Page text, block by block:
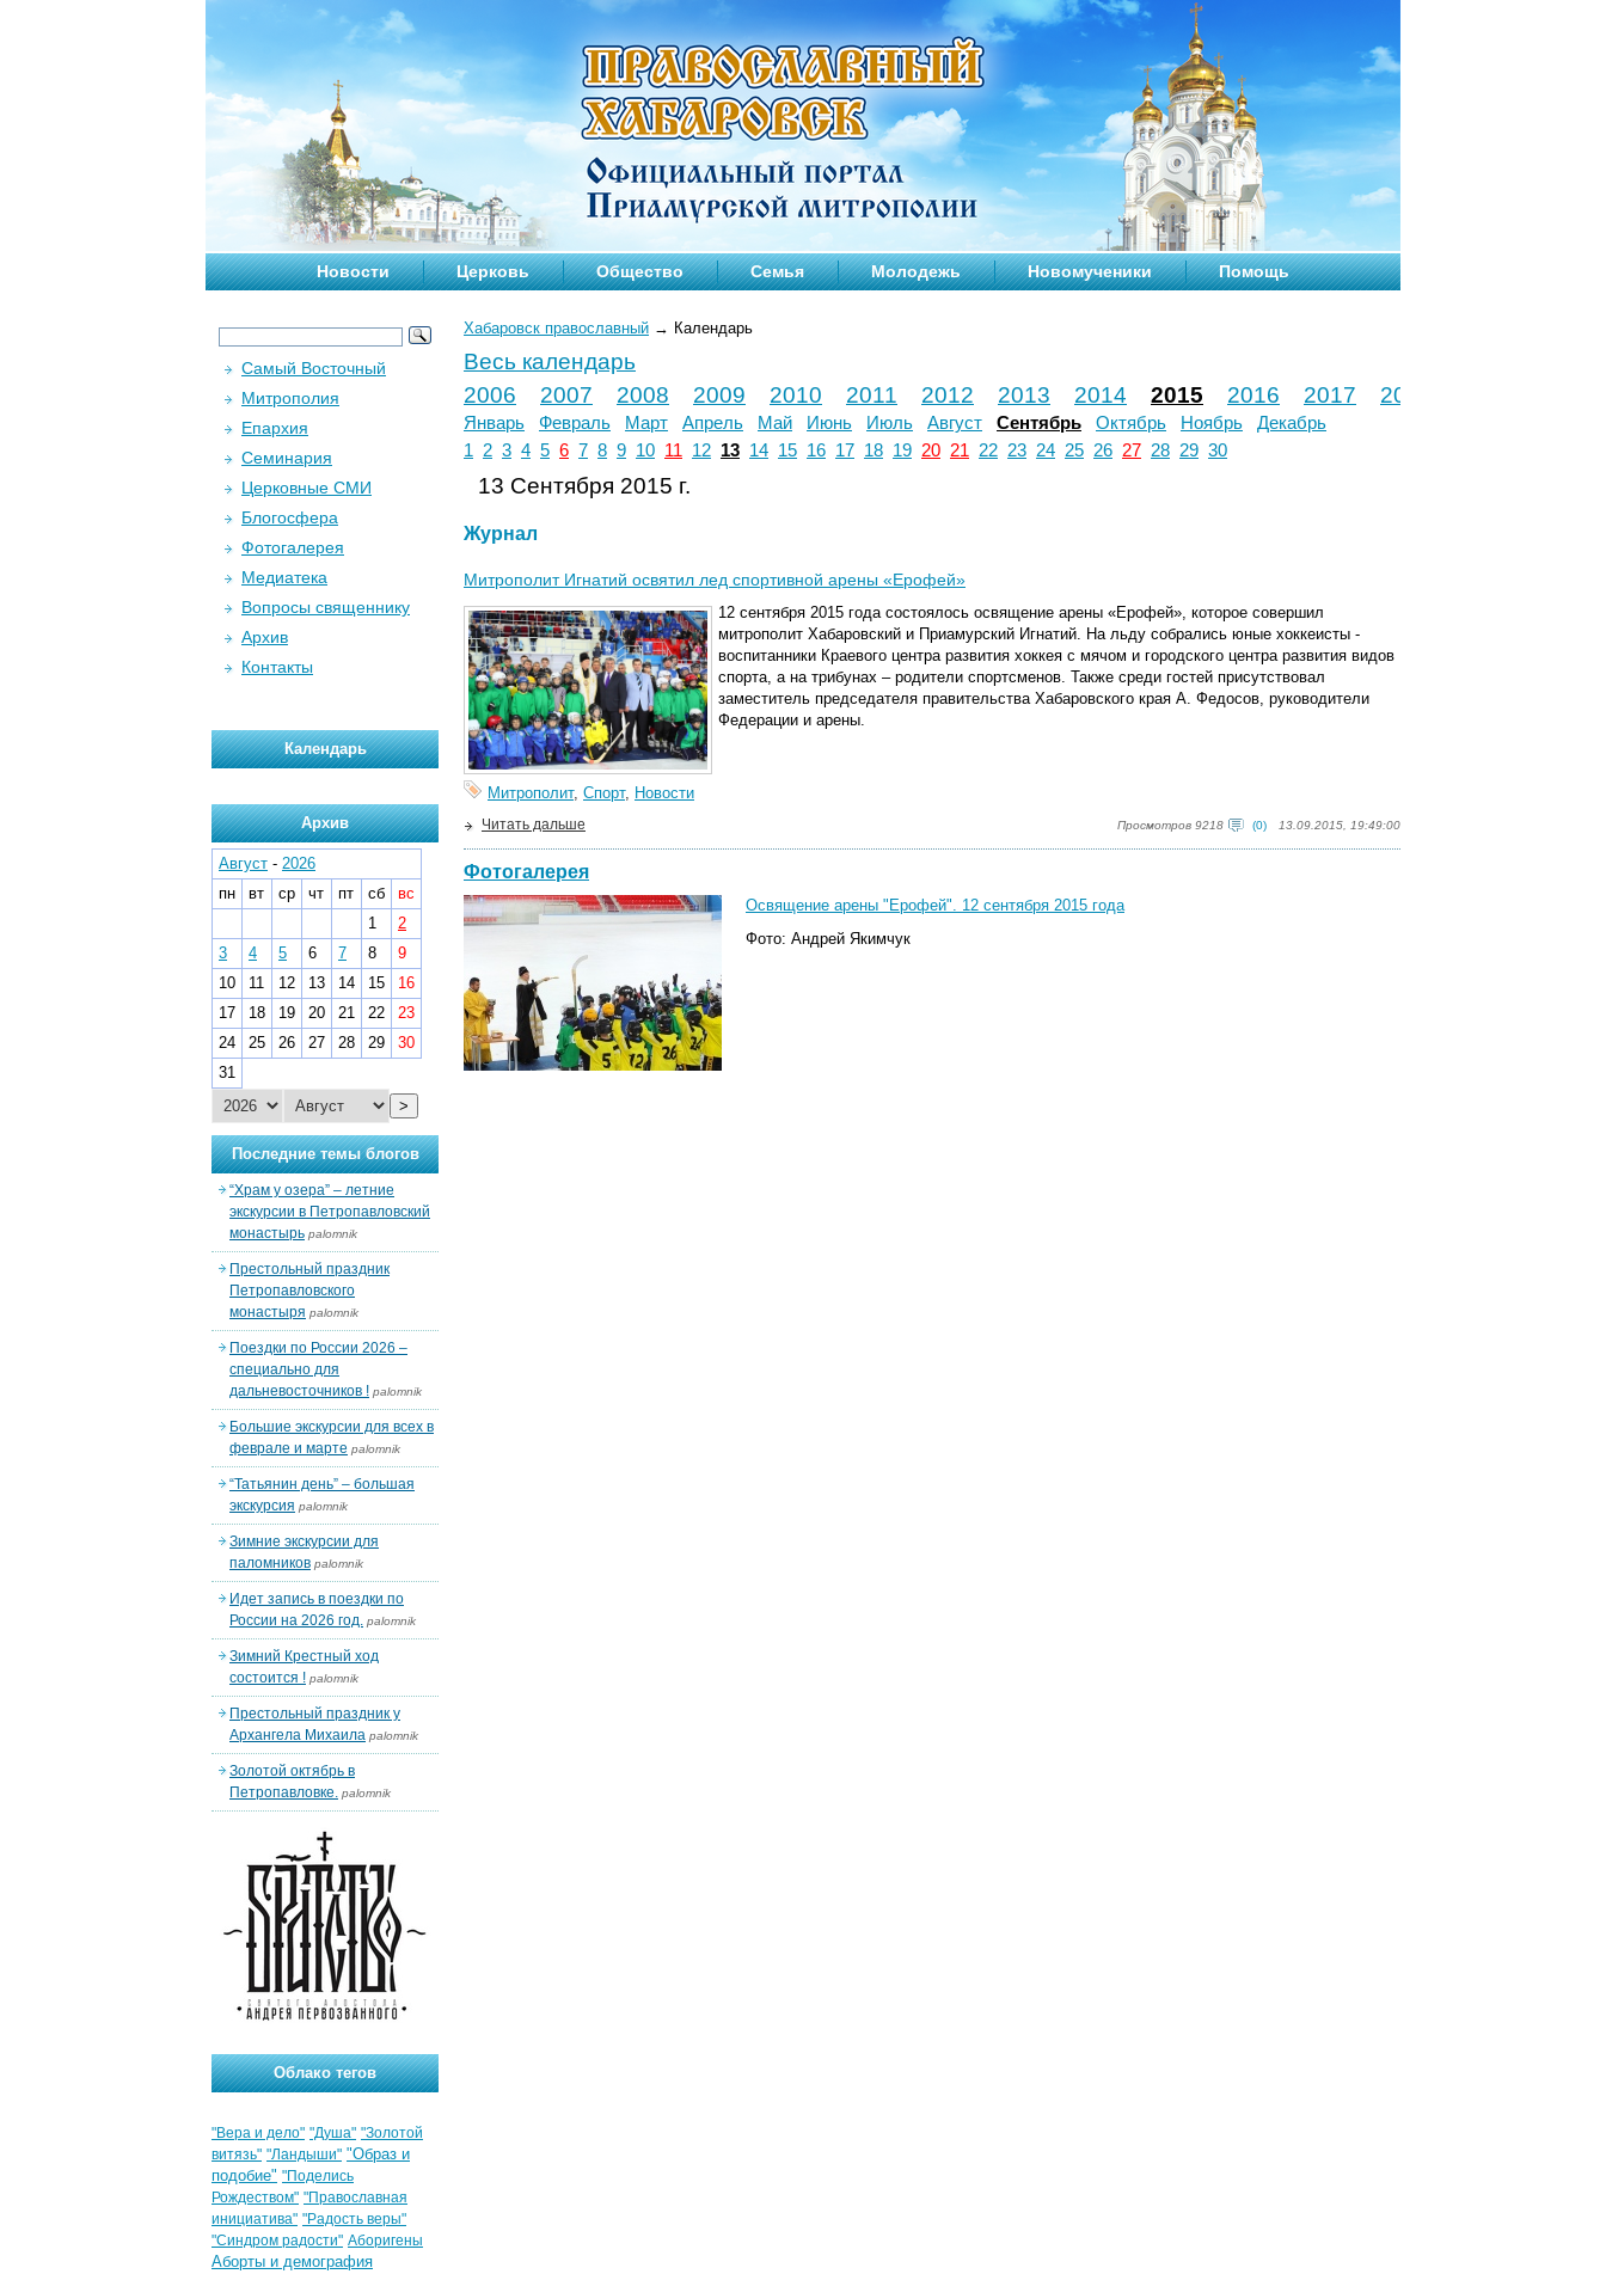
Новости Церковь Общество Семья Молодежь Новомученики Помощь
Хабаровск православный → Календарь
Весь календарь
2006
2007 2008 2009 2010 2011 2012 2013 2014 2015 2016 2017 2018
Январь Февраль Март Апрель Май Июнь Июль Август Сентябрь Октябрь Ноябрь
Декабрь
1
2 3 4 5 6 7 8 9 10 11 12 13 14 15 16 17 18 19 20 21 22 23 24 25 26 27 28 29 30
13 Сентября 2015 г.
Журнал
Митрополит Игнатий освятил лед спортивной арены «Ерофей»
12 сентября 2015 года состоялось освящение арены «Ерофей», которое совершил
митрополит Хабаровский и Приамурский Игнатий. На льду собрались юные хоккеисты -
воспитанники Краевого центра развития хоккея с мячом и городского центра развития видов
спорта, а на трибунах – родители спортсменов. Также среди гостей присутствовал
заместитель председателя правительства Хабаровского края А. Федосов, руководители
Федерации и арены.
Митрополит, Спорт, Новости
Просмотров 9218 (0) 13.09.2015, 19:49:00
Читать дальше
Фотогалерея
Освящение арены "Ерофей". 12 сентября 2015 года
Фото: Андрей Якимчук
Самый Восточный
Митрополия
Епархия
Семинария
Церковные СМИ
Блогосфера
Фотогалерея
Медиатека
Вопросы священнику
Архив
Контакты
Календарь
Архив
Август - 2026
пн
вт ср чт пт сб
вс
1
2
3
4 5 6 7 8
9
10
11 12 13 14 15
16
17
18 19 20 21 22
23
24
25 26 27 28 29
30
31
>
Последние темы блогов
“Храм у озера” – летние
экскурсии в Петропавловский
монастырь palomnik
Престольный праздник
Петропавловского
монастыря palomnik
Поездки по России 2026 –
специально для
дальневосточников ! palomnik
Большие экскурсии для всех в
феврале и марте palomnik
“Татьянин день” – большая
экскурсия palomnik
Зимние экскурсии для
паломников palomnik
Идет запись в поездки по
России на 2026 год. palomnik
Зимний Крестный ход
состоится ! palomnik
Престольный праздник у
Архангела Михаила palomnik
Золотой октябрь в
Петропавловке. palomnik
Облако тегов
"Вера и дело" "Душа" "Золотой
витязь" "Ландыши" "Образ и
подобие" "Поделись
Рождеством" "Православная
инициатива" "Радость веры"
"Синдром радости" Аборигены
Аборты и демография